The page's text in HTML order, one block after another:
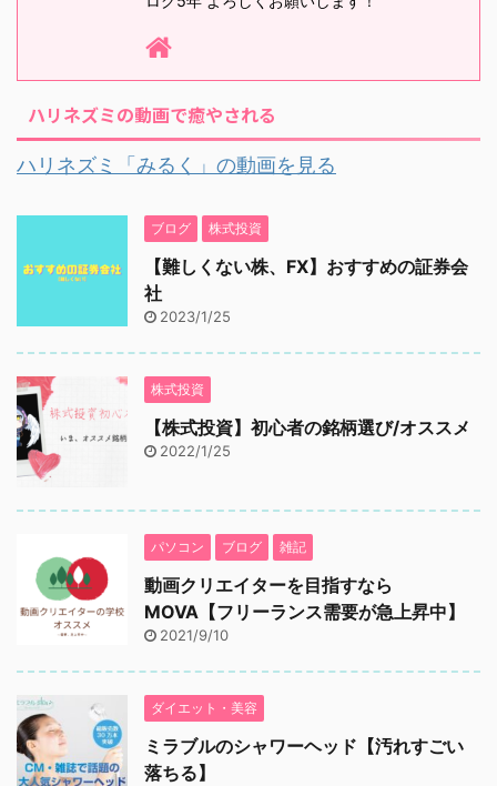
ハリネズミの動画で癒やされる
ハリネズミ「みるく」の動画を見る
ブログ 株式投資
【難しくない株、FX】おすすめの証券会
社
2023/1/25
株式投資
【株式投資】初心者の銘柄選び/オススメ
2022/1/25
パソコン ブログ 雑記
動画クリエイターを目指すなら
MOVA【フリーランス需要が急上昇中】
2021/9/10
ダイエット・美容
ミラブルのシャワーヘッド【汚れすごい
落ちる】